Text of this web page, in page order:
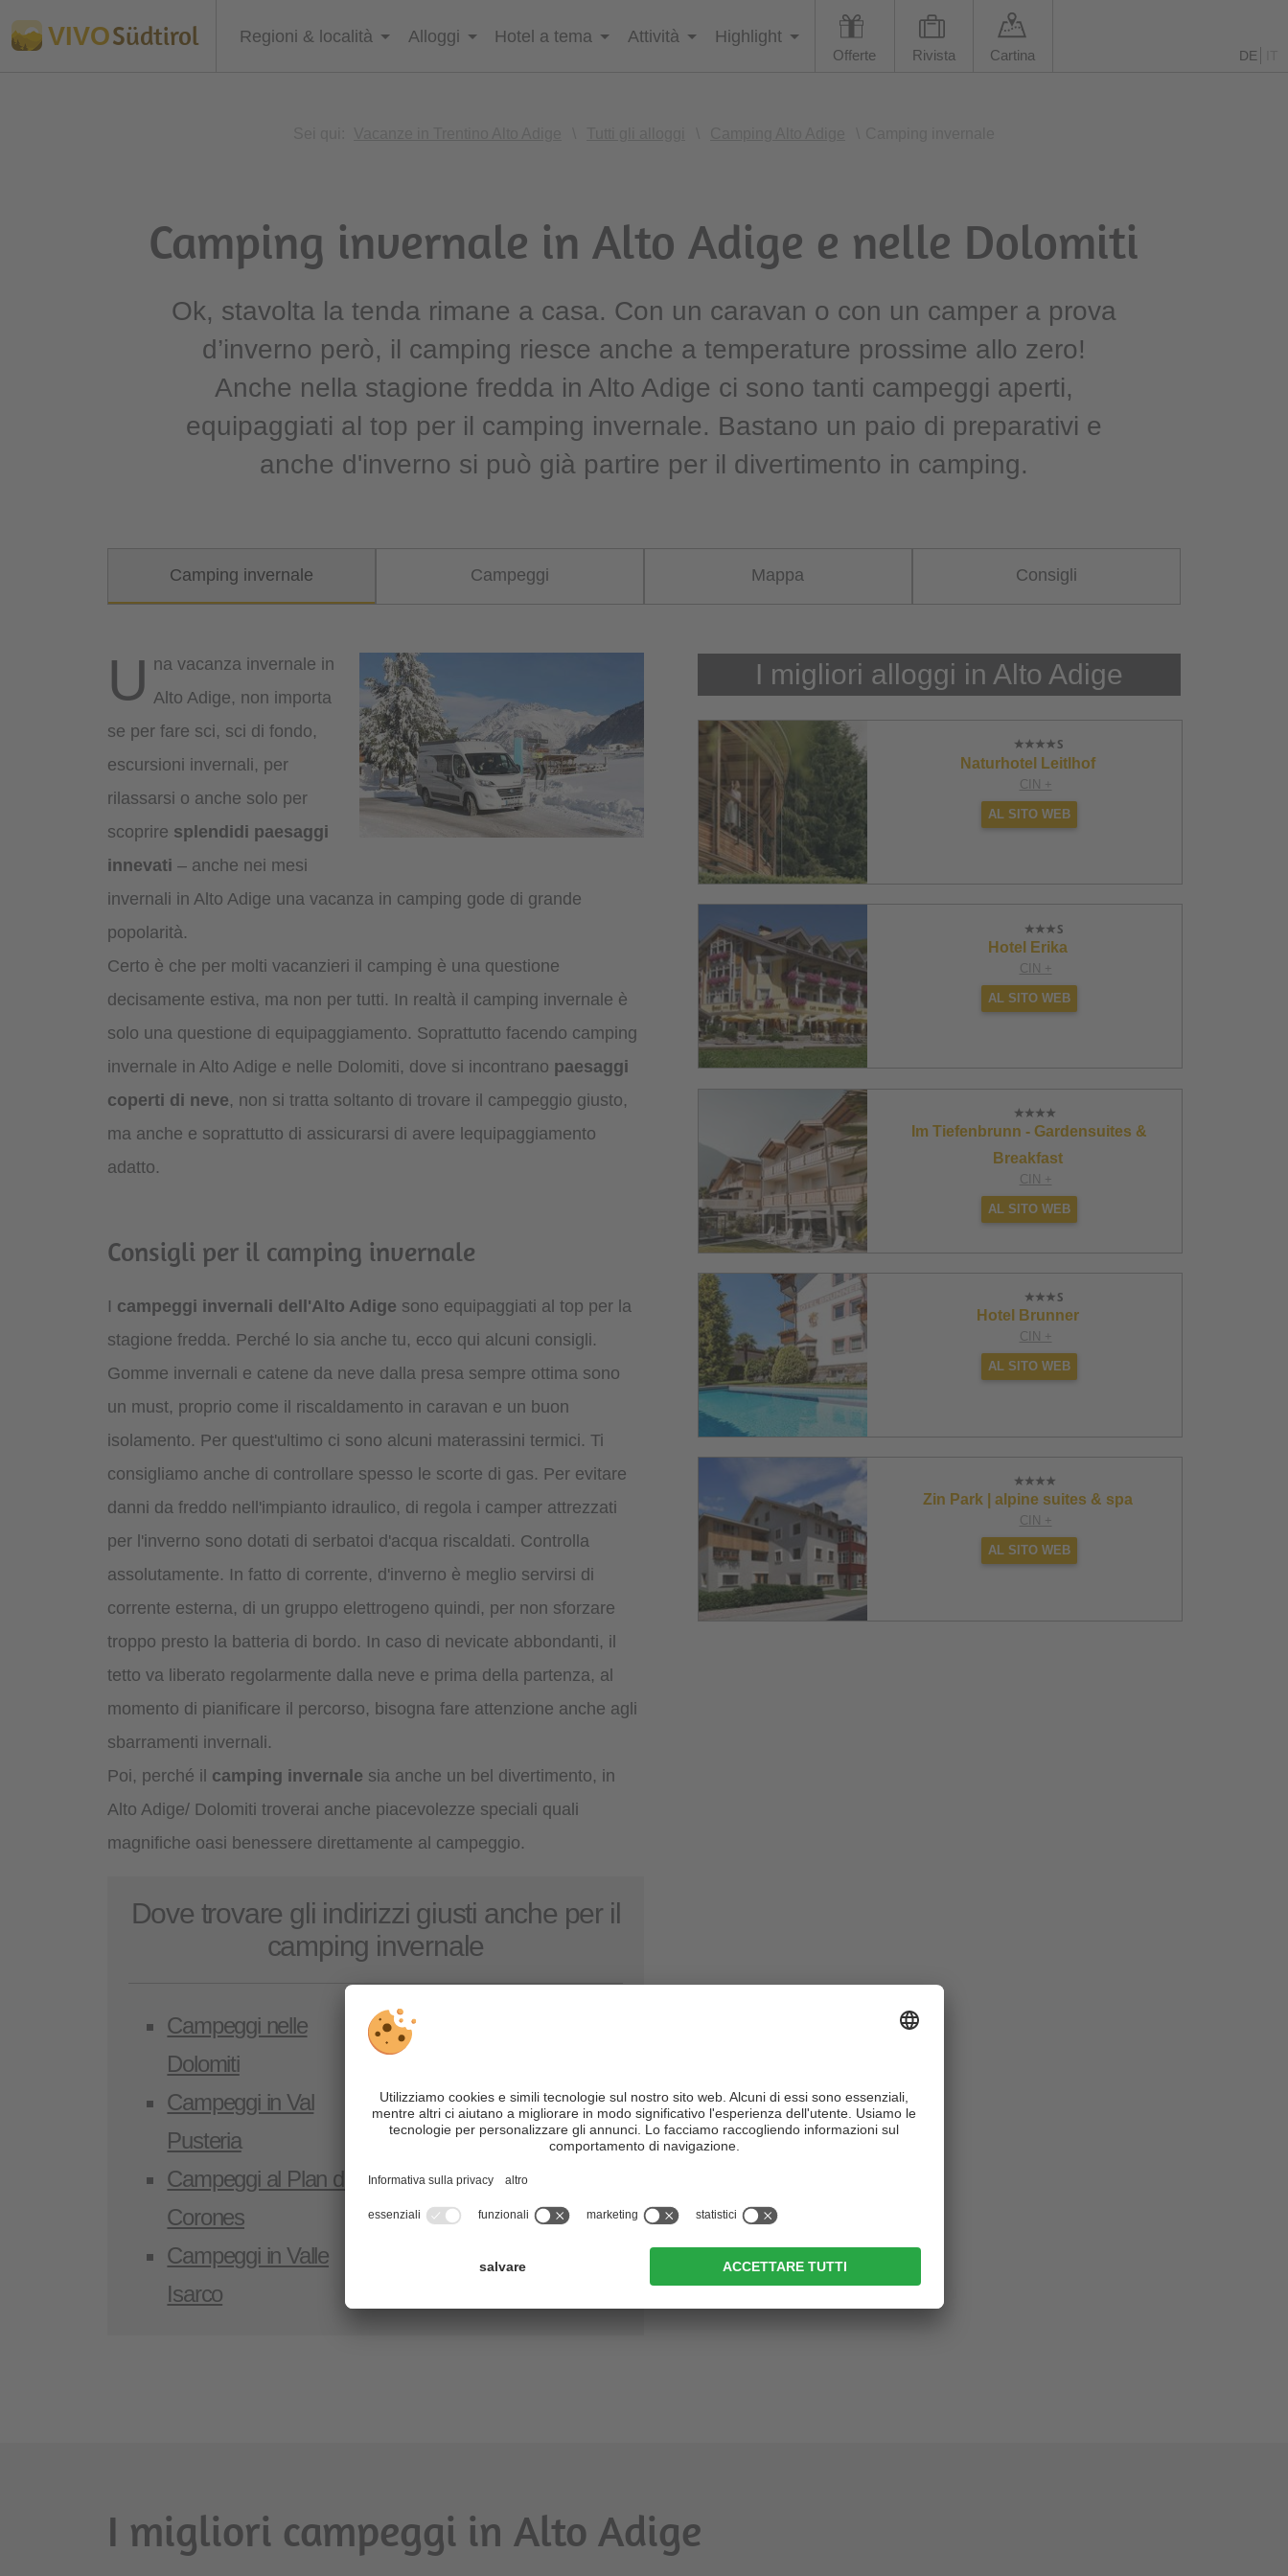
VIVOSüdtirol Regioni & località Alloggi Hotel a tema Attività Highlight
Offerte Rivista Cartina DE
Camping invernale in Alto Adige e nelle Dolomiti
Ok, stavolta la tenda rimane a casa. Con un caravan o con un camper a prova
d’inverno però, il camping riesce anche a temperature prossime allo zero!
Anche nella stagione fredda in Alto Adige ci sono tanti campeggi aperti,
equipaggiati al top per il camping invernale. Bastano un paio di preparativi e
anche d'inverno si può già partire per il divertimento in camping.
Camping invernale Campeggi Mappa Consigli
I migliori alloggi in Alto Adige
Naturhotel Leitlhof
CIN +
AL SITO WEB
Hotel Erika
CIN +
AL SITO WEB
Im Tiefenbrunn - Gardensuites &
Breakfast
CIN +
AL SITO WEB
Hotel Brunner
CIN +
AL SITO WEB
Zin Park | alpine suites & spa
CIN +
AL SITO WEB
U na vacanza invernale in
Alto Adige, non importa
se per fare sci, sci di fondo,
escursioni invernali, per
rilassarsi o anche solo per
scoprire splendidi paesaggi
innevati – anche nei mesi
invernali in Alto Adige una vacanza in camping gode di grande
popolarità.
Certo è che per molti vacanzieri il camping è una questione
decisamente estiva, ma non per tutti. In realtà il camping invernale è
solo una questione di equipaggiamento. Soprattutto facendo camping
invernale in Alto Adige e nelle Dolomiti, dove si incontrano paesaggi
coperti di neve, non si tratta soltanto di trovare il campeggio giusto,
ma anche e soprattutto di assicurarsi di avere lequipaggiamento
adatto.
Consigli per il camping invernale
I campeggi invernali dell'Alto Adige sono equipaggiati al top per la
stagione fredda. Perché lo sia anche tu, ecco qui alcuni consigli.
Gomme invernali e catene da neve dalla presa sempre ottima sono
un must, proprio come il riscaldamento in caravan e un buon
isolamento. Per quest'ultimo ci sono alcuni materassini termici. Ti
consigliamo anche di controllare spesso le scorte di gas. Per evitare
danni da freddo nell'impianto idraulico, di regola i camper attrezzati
per l'inverno sono dotati di serbatoi d'acqua riscaldati. Controlla
assolutamente. In fatto di corrente, d'inverno è meglio servirsi di
corrente esterna, di un gruppo elettrogeno quindi, per non sforzare
troppo presto la batteria di bordo. In caso di nevicate abbondanti, il
tetto va liberato regolarmente dalla neve e prima della partenza, al
momento di pianificare il percorso, bisogna fare attenzione anche agli
sbarramenti invernali.
Poi, perché il camping invernale sia anche un bel divertimento, in
Alto Adige/ Dolomiti troverai anche piacevolezze speciali quali
magnifiche oasi benessere direttamente al campeggio.
Dove trovare gli indirizzi giusti anche per il
camping invernale
Campeggi nelle
Dolomiti
Campeggi in Val
Pusteria
Campeggi al Plan de
Corones
Campeggi in Valle
Isarco
Camping a Bolzano e
Campeggi a Merano e
dintorni
Campeggi in Val
Venosta
Tutti i campeggi in Alto
I migliori campeggi in Alto Adige